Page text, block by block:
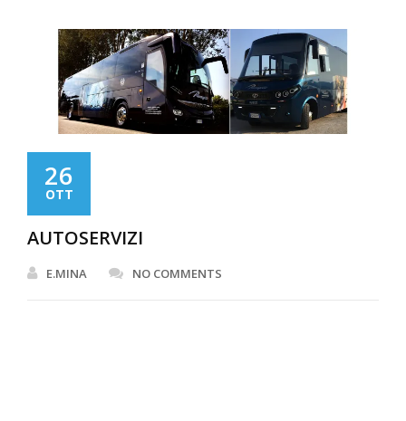
26
OTT
AUTOSERVIZI
E.MINA NO COMMENTS